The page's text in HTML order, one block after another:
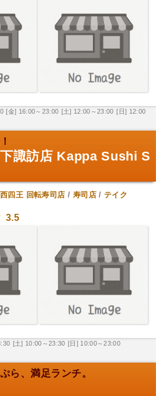
[金] 16:00～23:00 [土] 12:00～23:00 [日] 12:00
諏訪店 Kappa Sushi S
西四王 回転寿司店 / 寿司店/テイク
3.5
[土] 10:00～23:30 [日] 10:00～23:00
ら、満足ランチ。